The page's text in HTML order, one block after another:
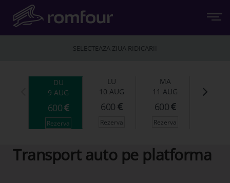
SELECTEAZA ZIUA RIDICARII
DU
9 AUG
600
Rezerva
LU
10 AUG
600
Rezerva
MA
11 AUG
600
Rezerva
Transport auto pe platforma